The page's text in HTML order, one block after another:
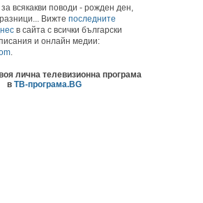
за всякакви поводи - рожден ден,
Вижте последните
в сайта с всички български
и онлайн медии:
.
лична телевизионна програма
в ТВ-програма.BG